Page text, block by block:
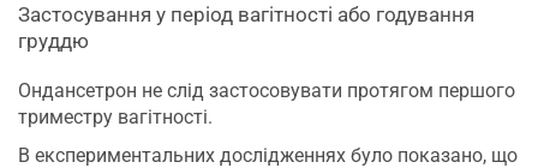
Застосування у період вагітності або годування
груддю
Ондансетрон не слід застосовувати протягом першого
триместру вагітності.
В експериментальних дослідженнях було показано, що